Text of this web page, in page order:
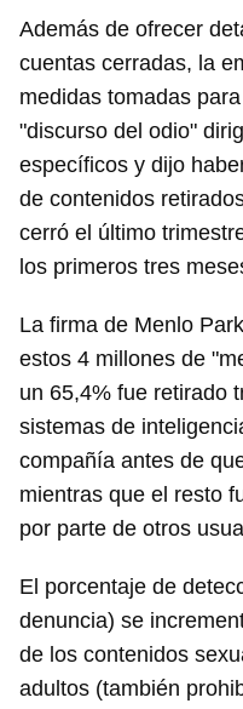
Además de ofrecer
cuentas cerradas, la
medidas tomadas
"discurso del odio"
específicos y dijo
de contenidos
cerró el último
los primeros tres
La firma de Menlo
estos 4 millones de
un 65,4% fue retirado
sistemas de
compañía antes de
mientras que el resto
por parte de otros
El porcentaje de
denuncia) se
de los contenidos
adultos (también